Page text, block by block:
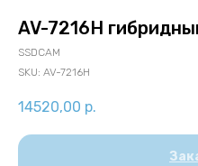
AV-7216H
SSDCAM
SKU: AV-7216H
14520,00 р.